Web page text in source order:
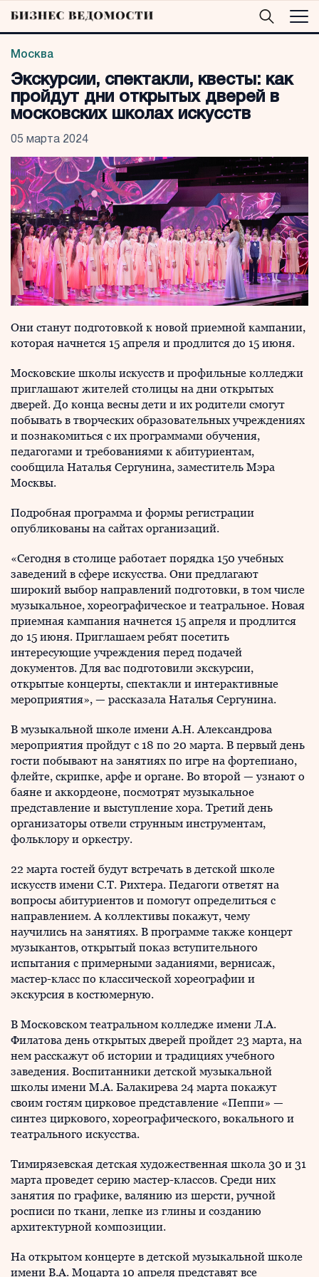
Москва
Экскурсии, спектакли, квесты: как
пройдут дни открытых дверей в
московских школах искусств
05 марта 2024
Они станут подготовкой к новой приемной кампании,
которая начнется 15 апреля и продлится до 15 июня.
Московские школы искусств и профильные колледжи
приглашают жителей столицы на дни открытых
дверей. До конца весны дети и их родители смогут
побывать в творческих образовательных учреждениях
и познакомиться с их программами обучения,
педагогами и требованиями к абитуриентам,
сообщила Наталья Сергунина, заместитель Мэра
Москвы.
Подробная программа и формы регистрации
опубликованы на сайтах организаций.
«Сегодня в столице работает порядка 150 учебных
заведений в сфере искусства. Они предлагают
широкий выбор направлений подготовки, в том числе
музыкальное, хореографическое и театральное. Новая
приемная кампания начнется 15 апреля и продлится
до 15 июня. Приглашаем ребят посетить
интересующие учреждения перед подачей
документов. Для вас подготовили экскурсии,
открытые концерты, спектакли и интерактивные
мероприятия», — рассказала Наталья Сергунина.
В музыкальной школе имени А.Н. Александрова
мероприятия пройдут с 18 по 20 марта. В первый день
гости побывают на занятиях по игре на фортепиано,
флейте, скрипке, арфе и органе. Во второй — узнают о
баяне и аккордеоне, посмотрят музыкальное
представление и выступление хора. Третий день
организаторы отвели струнным инструментам,
фольклору и оркестру.
22 марта гостей будут встречать в детской школе
искусств имени С.Т. Рихтера. Педагоги ответят на
вопросы абитуриентов и помогут определиться с
направлением. А коллективы покажут, чему
научились на занятиях. В программе также концерт
музыкантов, открытый показ вступительного
испытания с примерными заданиями, вернисаж,
мастер-класс по классической хореографии и
экскурсия в костюмерную.
В Московском театральном колледже имени Л.А.
Филатова день открытых дверей пройдет 23 марта, на
нем расскажут об истории и традициях учебного
заведения. Воспитанники детской музыкальной
школы имени М.А. Балакирева 24 марта покажут
своим гостям цирковое представление «Пеппи» —
синтез циркового, хореографического, вокального и
театрального искусства.
Тимирязевская детская художественная школа 30 и 31
марта проведет серию мастер-классов. Среди них
занятия по графике, валянию из шерсти, ручной
росписи по ткани, лепке из глины и созданию
архитектурной композиции.
На открытом концерте в детской музыкальной школе
имени В.А. Моцарта 10 апреля представят все